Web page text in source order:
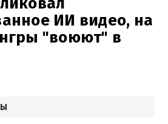
ИИ видео, на
"воюют" в